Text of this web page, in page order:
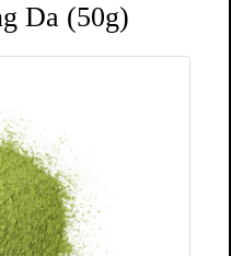
Da (50g)